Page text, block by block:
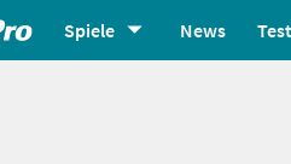
Spiele News